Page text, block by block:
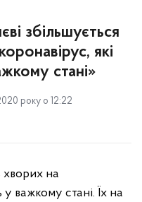
збільшується
які
стані»
року о 12:22
хворих на
важкому стані. Їх на